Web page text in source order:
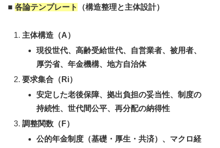
■ 各論テンプレート （構造整理と主体設計）
主体構造（A）
現役世代、高齢受給世代、自営業者、被用者、
厚労省、年金機構、地方自治体
要求集合（Ri）
安定した老後保障、拠出負担の妥当性、制度の
持続性、世代間公平、再分配の納得性
調整関数（F）
公的年金制度（基礎・厚生・共済）、マクロ経